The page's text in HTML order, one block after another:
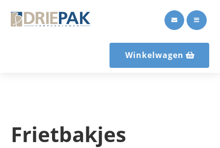
 
Winkelwagen
Frietbakjes